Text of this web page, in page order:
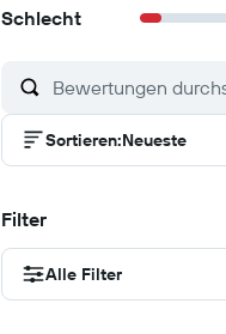
Schlecht
Sortieren:Neueste
Filter
Alle Filter